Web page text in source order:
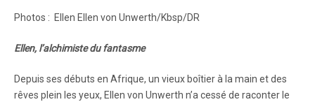
Photos : Ellen Ellen von Unwerth/Kbsp/DR
Ellen, l’alchimiste du fantasme
Depuis ses débuts en Afrique, un vieux boîtier à la main et des
rêves plein les yeux, Ellen von Unwerth n’a cessé de raconter le